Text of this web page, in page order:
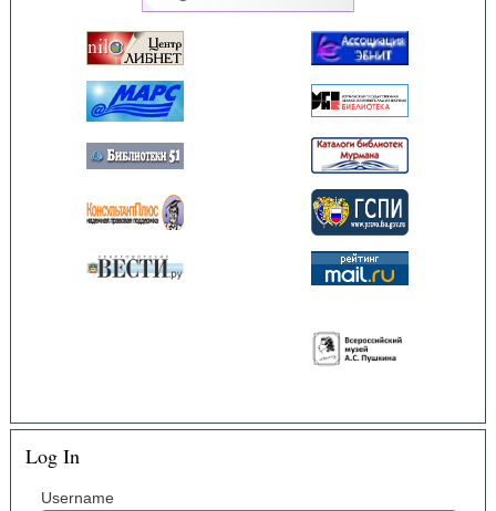
Log In
Username